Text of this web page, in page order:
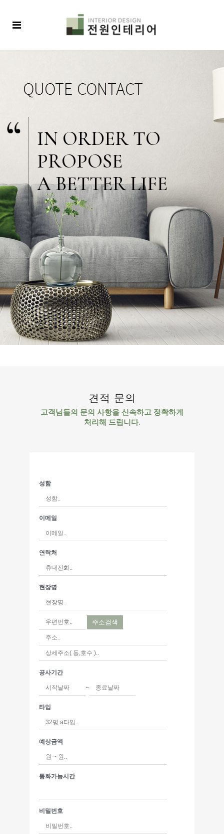
IN ORDER TO
PROPOSE
ABETTERLIFE
견적 문의
고객님들의 문의 사항을 신속하고 정확하게
처리해 드립니다.
성함
이메일
연락처
현장명
주소검색
공사기간
~
타입
예상금액
통화가능시간
비밀번호